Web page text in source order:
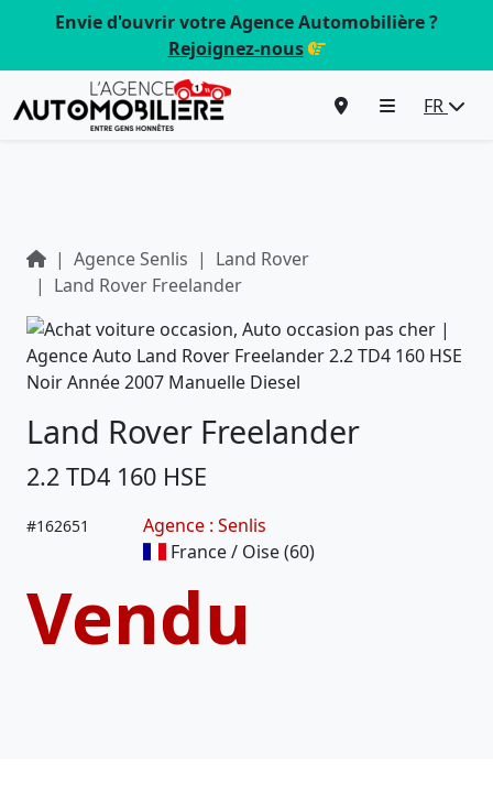
Envie d'ouvrir votre Agence Automobilière ?
Rejoignez-nous
FR
Agence Senlis
Land Rover
Land Rover Freelander
Land Rover Freelander
2.2 TD4 160 HSE
#162651
Agence : Senlis
France / Oise (60)
Vendu